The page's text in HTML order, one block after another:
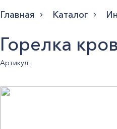
Главная Каталог
Горелка
Артикул: